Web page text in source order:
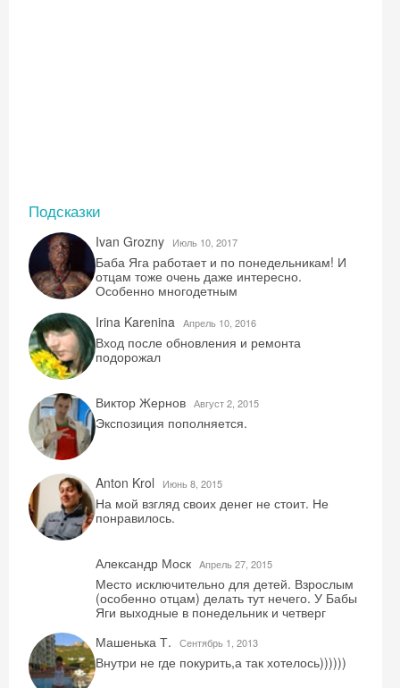
Подсказки
Ivan Grozny Июль 10, 2017
Баба Яга работает и по понедельникам! И
отцам тоже очень даже интересно.
Особенно многодетным
Irina Karenina Aпрель 10, 2016
Вход после обновления и ремонта
подорожал
Виктор Жернов Август 2, 2015
Экспозиция пополняется.
Anton Krol Июнь 8, 2015
На мой взгляд своих денег не стоит. Не
понравилось.
Александр Моск Aпрель 27, 2015
Место исключительно для детей. Взрослым
(особенно отцам) делать тут нечего. У Бабы
Яги выходные в понедельник и четверг
Машенька Т.
Сентябрь 1, 2013
Внутри не где покурить,а так хотелось))))))